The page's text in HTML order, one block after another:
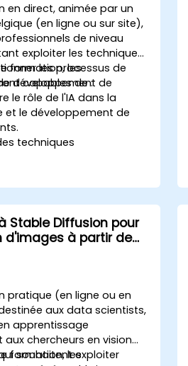
en direct, animée par un
(en ligne ou sur site),
de niveau
exploiter les techniques
les processus de
développement de
formation, les
capables de :
le rôle de l'IA dans la
et le développement de
techniques
moléculaires et
modèles d'apprentissage
le criblage virtuel et
des candidats
approches pilotées par l'IA
Stable Diffusion pour
d'images à partir de
pratique (en ligne ou en
aux data scientists,
apprentissage
chercheurs en vision
souhaitent exploiter
formation, les